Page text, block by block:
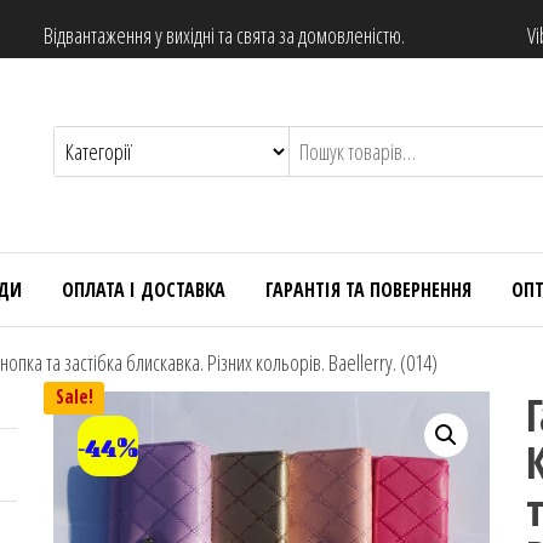
Відвантаження у вихідні та свята за домовленістю.
ОПЛАТА І ДОСТАВКА ГАРАНТІЯ ТА ПОВЕРНЕННЯ
та застібка блискавка. Різних кольорів. Baellerry. (014)
Sale!
-44%